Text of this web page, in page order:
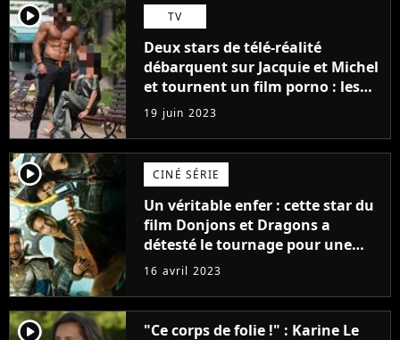
player2 TV
Deux stars de télé-réalité
débarquent sur Jacquie et Michel
et tournent un film porno : les
premières images du tournage
(exclu)
19 juin 2023
player2 CINÉ SÉRIE
Un véritable enfer : cette star du
film Donjons et Dragons a
détesté le tournage pour une
raison très spéciale
16 avril 2023
player2
"Ce corps de folie !" : Karine Le